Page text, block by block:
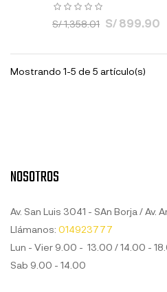
S/ 1,358.01 S/ 899.90
Mostrando 1-5 de 5 artículo(s)
NOSOTROS
Av. San Luis 3041 - SAn Borja / Av.
Llámanos: 014923777
Lun - Vier 9.00 - 13.00 / 14.00 -
Sab 9.00 - 14.00